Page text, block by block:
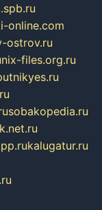
online.com
ostrov.ru
nix-files.org.ru
sobakopedia.ru
kalugatur.ru